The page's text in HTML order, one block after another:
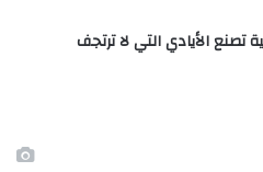
تصنع الأيادي التي لا ترتجف